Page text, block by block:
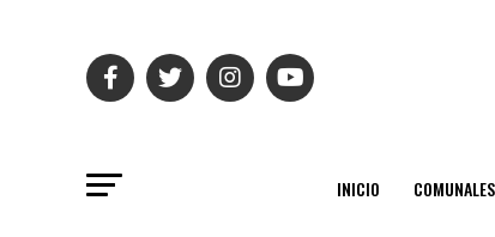
INICIO COMUNALES